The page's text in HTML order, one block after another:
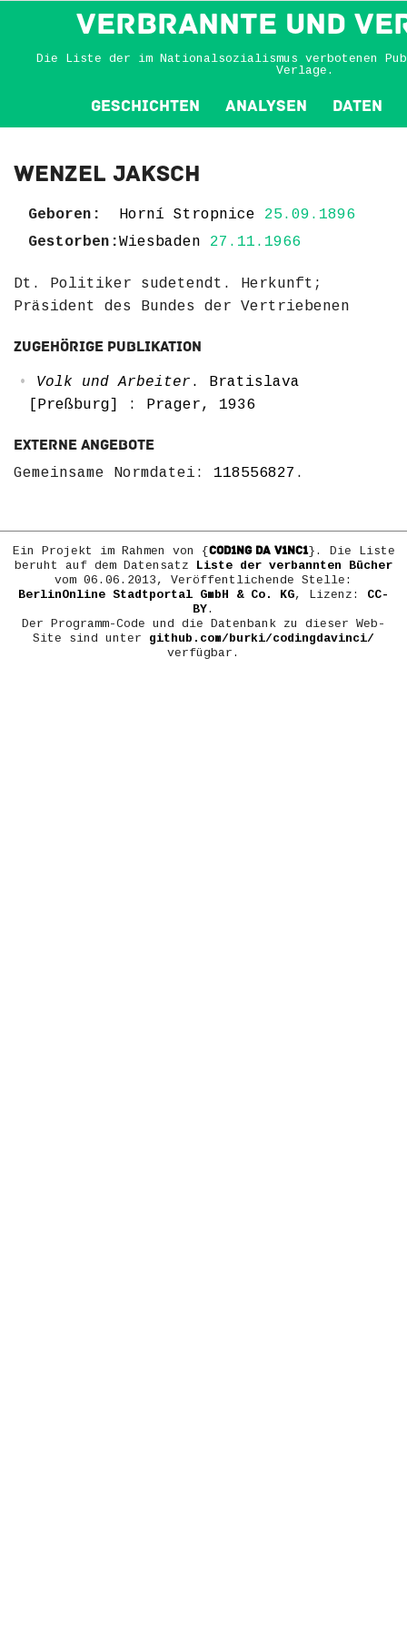
VERBRANNTE und
Die Liste der im Nationalsozialismus verbotenen
Verlage.
Geschichten Analysen Daten
Wenzel Jaksch
Geboren: Horní Stropnice 25.09.1896
Gestorben:Wiesbaden 27.11.1966
Dt. Politiker sudetendt. Herkunft;
Präsident des Bundes der Vertriebenen
Zugehörige Publikation
Volk und Arbeiter . Bratislava
[Preßburg] : Prager, 1936
Externe Angebote
Gemeinsame Normdatei: 118556827 .
Ein Projekt im Rahmen von {COD1NG DA V1NC1}. Die Liste
beruht auf dem Datensatz
Liste der verbannten Bücher
vom 06.06.2013, Veröffentlichende Stelle:
BerlinOnline Stadtportal GmbH & Co. KG, Lizenz: CC-
BY.
Der Programm-Code und die Datenbank zu dieser Web-
Site sind unter github.com/burki/codingdavinci/
verfügbar.